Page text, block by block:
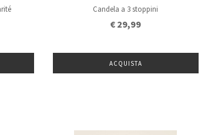
Candela a 3 stoppini
€ 29,99
ACQUISTA